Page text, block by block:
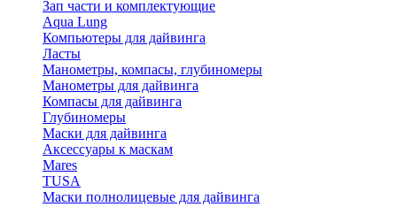
Зап части и комплектующие
Aqua Lung
Компьютеры для дайвинга
Ласты
Манометры, компасы, глубиномеры
Манометры для дайвинга
Компасы для дайвинга
Глубиномеры
Маски для дайвинга
Аксессуары к маскам
Mares
TUSA
Маски полнолицевые для дайвинга